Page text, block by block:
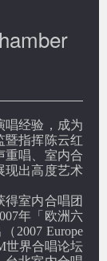
唱经验，成为
暨指挥陈云红
重唱、室内合
现出高度艺术
室内合唱团
年「欧洲六
2007 Europe
世界合唱论坛